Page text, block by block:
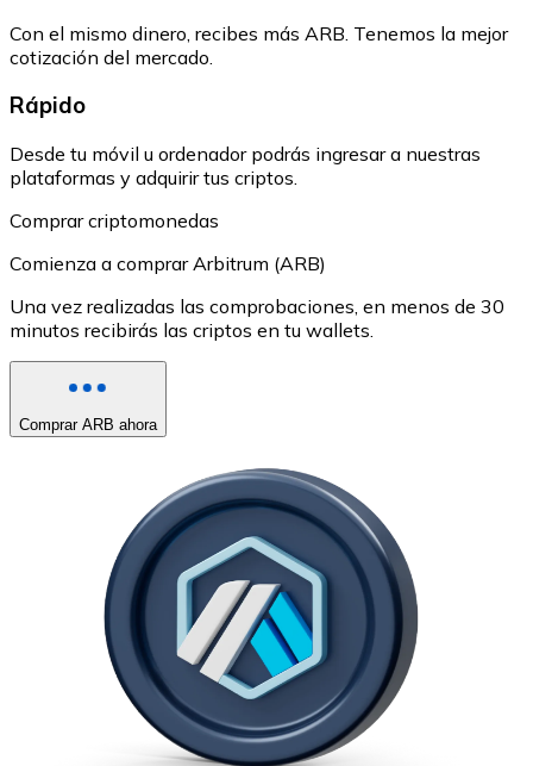
Con el mismo dinero, recibes más ARB. Tenemos la mejor
cotización del mercado.
Rápido
Desde tu móvil u ordenador podrás ingresar a nuestras
plataformas y adquirir tus criptos.
Comprar criptomonedas
Comienza a comprar Arbitrum (ARB)
Una vez realizadas las comprobaciones, en menos de 30
minutos recibirás las criptos en tu wallets.
Comprar ARB ahora